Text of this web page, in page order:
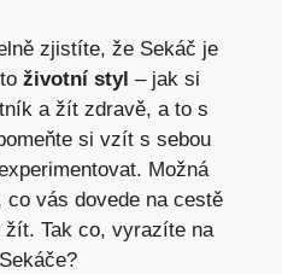
zjistíte, že Sekáč je
životní styl – jak si
a žít zdravě, a to s
si vzít s sebou
Možná
co vás dovede na cestě
Tak co, vyrazíte na